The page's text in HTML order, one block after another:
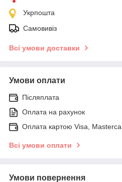
Укрпошта
Самовивіз
Всі умови доставки
Умови оплати
Післяплата
Оплата на рахунок
Оплата картою Visa,
Всі умови оплати
Умови повернення